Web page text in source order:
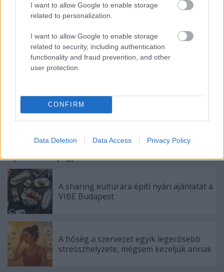
I want to allow Google to enable storage
related to personalization.
I want to allow Google to enable storage
related to security, including authentication
functionality and fraud prevention, and other
user protection.
CONFIRM
Data Deletion Data Access Privacy Policy
eszem zabtej
Ajánlott bejegyzések:
A sharing kultúrára építi nyári ajánlatát a
VIBE Budapest
A hőség a szervezet egyik legerősebb
stresszhelyzete, mégsem kezeljük annak